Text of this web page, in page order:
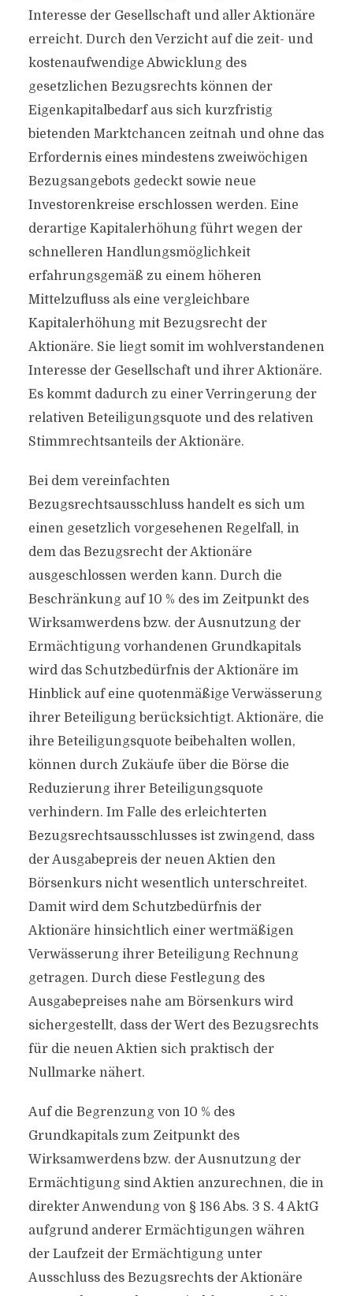
Interesse der Gesellschaft und aller Aktionäre
erreicht. Durch den Verzicht auf die zeit- und
kostenaufwendige Abwicklung des
gesetzlichen Bezugsrechts können der
Eigenkapitalbedarf aus sich kurzfristig
bietenden Marktchancen zeitnah und ohne das
Erfordernis eines mindestens zweiwöchigen
Bezugsangebots gedeckt sowie neue
Investorenkreise erschlossen werden. Eine
derartige Kapitalerhöhung führt wegen der
schnelleren Handlungsmöglichkeit
erfahrungsgemäß zu einem höheren
Mittelzufluss als eine vergleichbare
Kapitalerhöhung mit Bezugsrecht der
Aktionäre. Sie liegt somit im wohlverstandenen
Interesse der Gesellschaft und ihrer Aktionäre.
Es kommt dadurch zu einer Verringerung der
relativen Beteiligungsquote und des relativen
Stimmrechtsanteils der Aktionäre.
Bei dem vereinfachten
Bezugsrechtsausschluss handelt es sich um
einen gesetzlich vorgesehenen Regelfall, in
dem das Bezugsrecht der Aktionäre
ausgeschlossen werden kann. Durch die
Beschränkung auf 10 % des im Zeitpunkt des
Wirksamwerdens bzw. der Ausnutzung der
Ermächtigung vorhandenen Grundkapitals
wird das Schutzbedürfnis der Aktionäre im
Hinblick auf eine quotenmäßige Verwässerung
ihrer Beteiligung berücksichtigt. Aktionäre, die
ihre Beteiligungsquote beibehalten wollen,
können durch Zukäufe über die Börse die
Reduzierung ihrer Beteiligungsquote
verhindern. Im Falle des erleichterten
Bezugsrechtsausschlusses ist zwingend, dass
der Ausgabepreis der neuen Aktien den
Börsenkurs nicht wesentlich unterschreitet.
Damit wird dem Schutzbedürfnis der
Aktionäre hinsichtlich einer wertmäßigen
Verwässerung ihrer Beteiligung Rechnung
getragen. Durch diese Festlegung des
Ausgabepreises nahe am Börsenkurs wird
sichergestellt, dass der Wert des Bezugsrechts
für die neuen Aktien sich praktisch der
Nullmarke nähert.
Auf die Begrenzung von 10 % des
Grundkapitals zum Zeitpunkt des
Wirksamwerdens bzw. der Ausnutzung der
Ermächtigung sind Aktien anzurechnen, die in
direkter Anwendung von § 186 Abs. 3 S. 4 AktG
aufgrund anderer Ermächtigungen währen
der Laufzeit der Ermächtigung unter
Ausschluss des Bezugsrechts der Aktionäre